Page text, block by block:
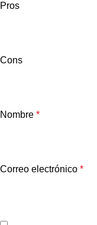
Pros
Cons
Nombre *
Correo electrónico *